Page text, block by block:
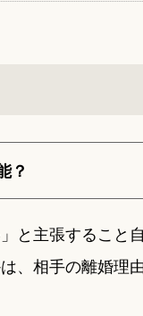
？
と主張すること
、相手の離婚理由